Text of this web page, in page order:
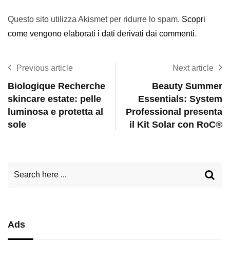
Questo sito utilizza Akismet per ridurre lo spam. Scopri
come vengono elaborati i dati derivati dai commenti.
Previous article
Biologique Recherche
skincare estate: pelle
luminosa e protetta al
sole
Next article
Beauty Summer
Essentials: System
Professional presenta
il Kit Solar con RoC®
Ads